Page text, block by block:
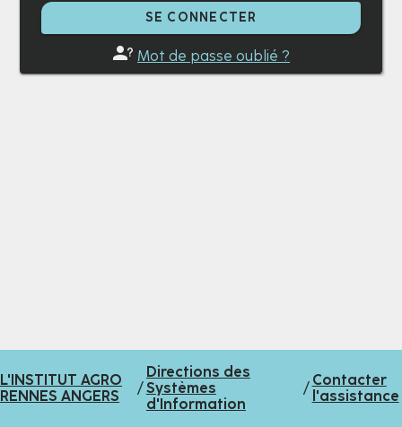
SE CONNECTER
Mot de passe oublié ?
L'INSTITUT AGRO
RENNES ANGERS
/
Directions des
Systèmes
d'Information
/Contacter
l'assistance